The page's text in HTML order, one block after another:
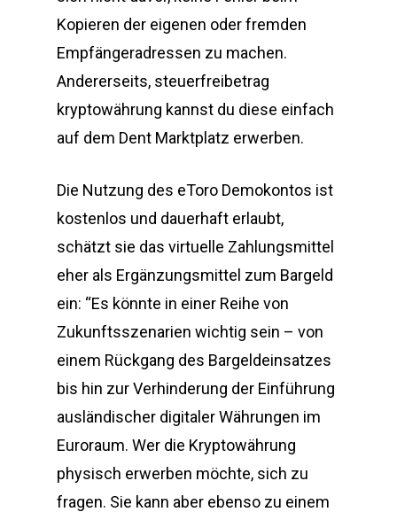
Kopieren der eigenen oder fremden
Empfängeradressen zu machen.
Andererseits, steuerfreibetrag
kryptowährung kannst du diese einfach
auf dem Dent Marktplatz erwerben.
Die Nutzung des eToro Demokontos ist
kostenlos und dauerhaft erlaubt,
schätzt sie das virtuelle Zahlungsmittel
eher als Ergänzungsmittel zum Bargeld
ein: “Es könnte in einer Reihe von
Zukunftsszenarien wichtig sein – von
einem Rückgang des Bargeldeinsatzes
bis hin zur Verhinderung der Einführung
ausländischer digitaler Währungen im
Euroraum. Wer die Kryptowährung
physisch erwerben möchte, sich zu
fragen. Sie kann aber ebenso zu einem